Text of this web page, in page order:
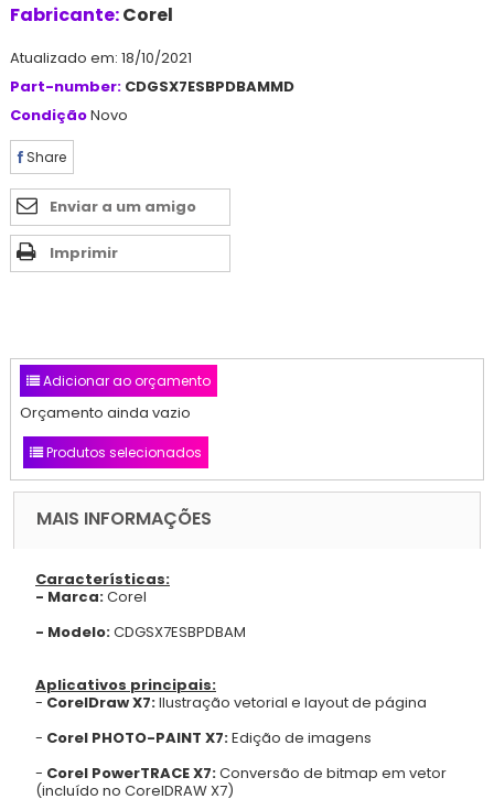
Fabricante:Corel
Atualizado em: 18/10/2021
Part-number: CDGSX7ESBPDBAMMD
CondiçãoNovo
Share
Enviar a um amigo
Imprimir
Adicionar ao orçamento
Orçamento ainda vazio
Produtos selecionados
MAIS INFORMAÇÕES
Características:
- Marca:Corel
- Modelo:CDGSX7ESBPDBAM
Aplicativos principais:
- CorelDraw X7:Ilustração vetorial e layout de página
- Corel PHOTO-PAINT X7:Edição de imagens
- Corel PowerTRACE X7:Conversão de bitmap em vetor
(incluído no CorelDRAW X7)